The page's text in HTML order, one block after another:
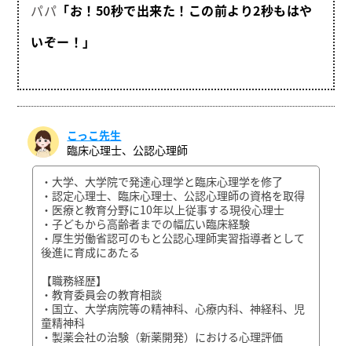
パパ 「お！50秒で出来た！この前より2秒もはや
いぞー！」
こっこ先生
臨床心理士、公認心理師
・大学、大学院で発達心理学と臨床心理学を修了
・認定心理士、臨床心理士、公認心理師の資格を取得
・医療と教育分野に10年以上従事する現役心理士
・子どもから高齢者までの幅広い臨床経験
・厚生労働省認可のもと公認心理師実習指導者として
後進に育成にあたる
【職務経歴】
・教育委員会の教育相談
・国立、大学病院等の精神科、心療内科、神経科、児
童精神科
・製薬会社の治験（新薬開発）における心理評価